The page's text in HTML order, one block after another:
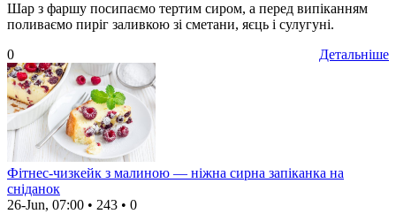
Шар з фаршу посипаємо тертим сиром, а перед випіканням
поливаємо пиріг заливкою зі сметани, яєць і сулугуні.
Детальніше
0
Фітнес-чизкейк з малиною — ніжна сирна запіканка на
сніданок
26-Jun, 07:00 • 243 • 0